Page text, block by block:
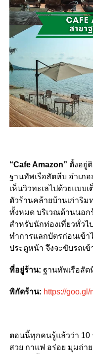
“Cafe Amazon” ตั้งอยู่
ฐานทัพเรือสัตหีบ อำเภ
เห็นวิวทะเลไปด้วยแบบ
ตัวร้านคล้ายบ้านเก่าริม
ทั้งหมด บริเวณด้านนอก
สำหรับนักท่องเที่ยวทั่วไ
ทำการแลกบัตรก่อนเข้
ประตูหน้า จึงจะขับรถเข้
ที่อยู่ร้าน: ฐานทัพเรือสัต
พิกัดร้าน: https://
ตอนนี้ทุกคนรู้แล้วว่า 10
สวย กาแฟ อร่อย มุมถ่า